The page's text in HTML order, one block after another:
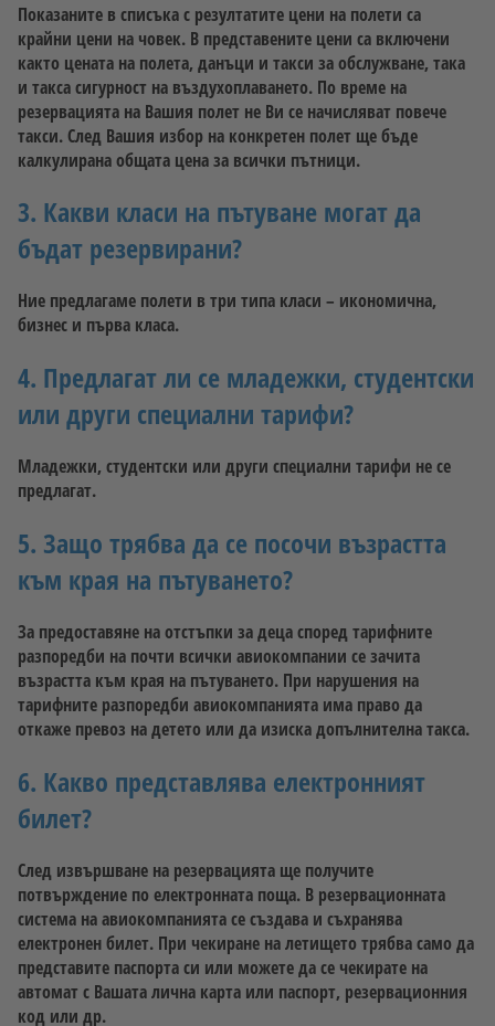
Показаните в списъка с резултатите цени на полети са
крайни цени на човек. В представените цени са включени
както цената на полета, данъци и такси за обслужване, така
и такса сигурност на въздухоплаването. По време на
резервацията на Вашия полет не Ви се начисляват повече
такси. След Вашия избор на конкретен полет ще бъде
калкулирана общата цена за всички пътници.
3. Какви класи на пътуване могат да
бъдат резервирани?
Ние предлагаме полети в три типа класи – икономична,
бизнес и първа класа.
4. Предлагат ли се младежки, студентски
или други специални тарифи?
Младежки, студентски или други специални тарифи не се
предлагат.
5. Защо трябва да се посочи възрастта
към края на пътуването?
За предоставяне на отстъпки за деца според тарифните
разпоредби на почти всички авиокомпании се зачита
възрастта към края на пътуването. При нарушения на
тарифните разпоредби авиокомпанията има право да
откаже превоз на детето или да изиска допълнителна такса.
6. Какво представлява електронният
билет?
След извършване на резервацията ще получите
потвърждение по електронната поща. В резервационната
система на авиокомпанията се създава и съхранява
електронен билет. При чекиране на летището трябва само да
представите паспорта си или можете да се чекирате на
автомат с Вашата лична карта или паспорт, резервационния
код или др.